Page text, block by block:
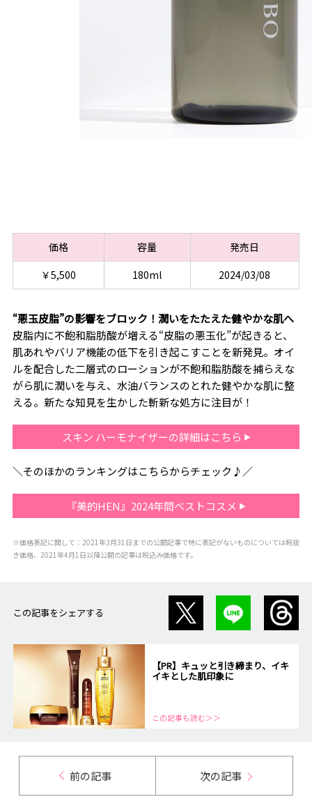
価格 容量
発売日
￥5,500
180ml 2024/03/08
“悪玉皮脂”の影響をブロック！潤いをたたえた健やかな肌へ
皮脂内に不飽和脂肪酸が増える“皮脂の悪玉化”が起きると、
肌あれやバリア機能の低下を引き起こすことを新発見。オイ
ルを配合した二層式のローションが不飽和脂肪酸を捕らえな
がら肌に潤いを与え、水油バランスのとれた健やかな肌に整
える。新たな知見を生かした斬新な処方に注目が！
スキン ハーモナイザーの詳細はこちら
＼そのほかのランキングはこちらからチェック♪／
『美的HEN』2024年間ベストコスメ
※価格表記に関して：2021年3月31日までの公開記事で特に表記がないものについては税抜
き価格、2021年4月1日以降公開の記事は税込み価格です。
この記事をシェアする
【PR】キュッと引き締まり、イキ
イキとした肌印象に
この記事も読む＞＞
前の記事 次の記事